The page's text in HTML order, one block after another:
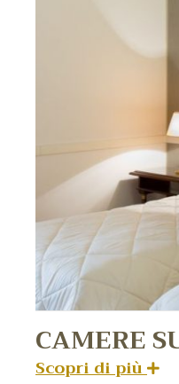
CAMERE
Scopri di più